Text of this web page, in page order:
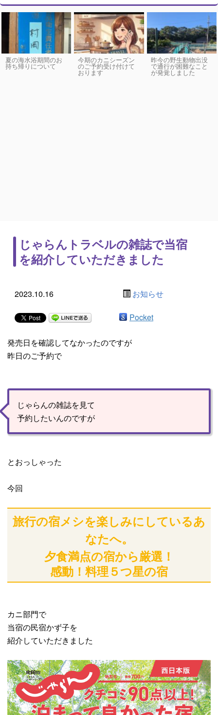
夏の海水浴期間のお
持ち帰りについて
今期のカニシーズン
のご予約受け付けて
おります
昨今の野生動物出没
で通行が困難なこと
が発覚しました
じゃらんトラベルの雑誌で当宿
を紹介していただきました
2023.10.16 お知らせ
Pocket
発売日を確認してなかったのですが
昨日のご予約で
じゃらんの雑誌を見て
予約したいんのですが
とおっしゃった
今回
旅行の宿メシを楽しみにしているあ
なたへ。
夕食満点の宿から厳選！
感動！料理５つ星の宿
カニ部門で
当宿の民宿かず子を
紹介していただきました